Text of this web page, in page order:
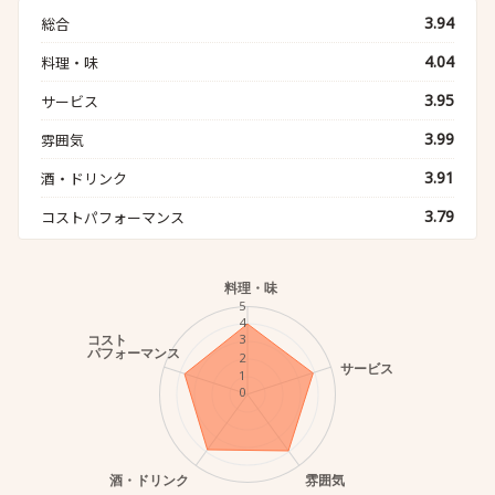
総合
3.94
料理・味
4.04
サービス
3.95
雰囲気
3.99
酒・ドリンク
3.91
コストパフォーマンス
3.79
0
1
2
3
4
5
料理・味
サービス
雰囲気
酒・ドリンク
コスト
パフォーマンス